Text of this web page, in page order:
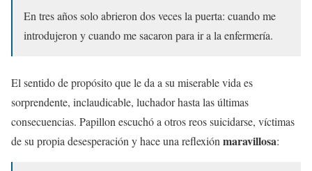
En tres años solo abrieron dos veces la puerta: cuando me
introdujeron y cuando me sacaron para ir a la enfermería.
El sentido de propósito que le da a su miserable vida es
sorprendente, inclaudicable, luchador hasta las últimas
consecuencias. Papillon escuchó a otros reos suicidarse, víctimas
de su propia desesperación y hace una reflexión maravillosa: